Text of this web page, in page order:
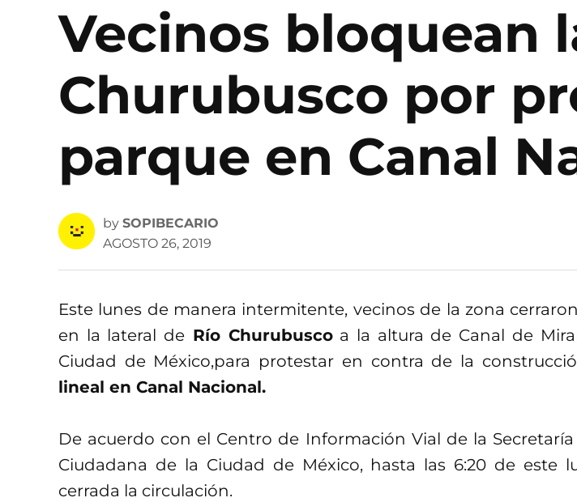
Vecinos bloquean
Churubusco por
parque en Canal
by SOPIBECARIO
AGOSTO 26, 2019
Este lunes de manera intermitente, vecinos de la zona
en la lateral de Río Churubuscoa la altura de Canal de
Ciudad de México,para protestar en contra de la
lineal en Canal Nacional.
De acuerdo con el Centro de Información Vial de la
Ciudadana de la Ciudad de México, hasta las 6:20 de este
cerrada la circulación.